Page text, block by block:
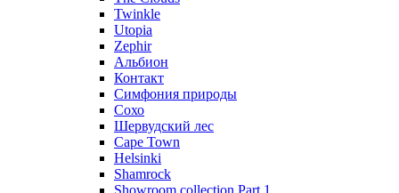
Twinkle
Utopia
Zephir
Альбион
Контакт
Симфония природы
Сохо
Шервудский лес
Cape Town
Helsinki
Shamrock
Showroom collection Part 1